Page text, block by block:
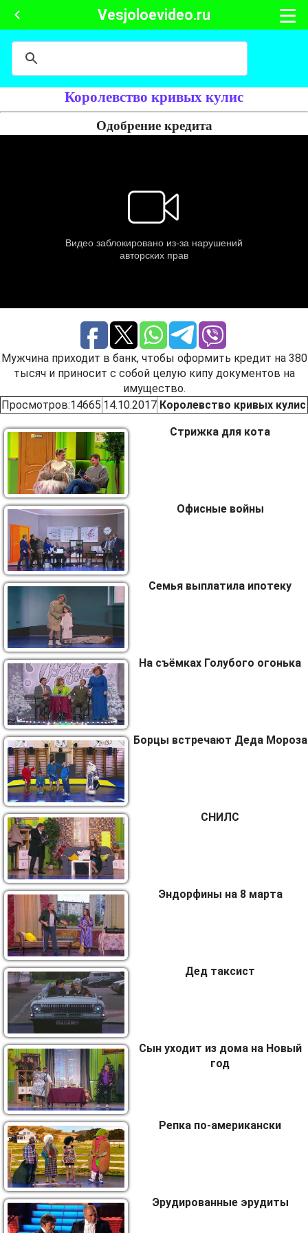
Vesjoloevideo.ru
Королевство кривых кулис
Одобрение кредита
за МКАДом.
Мужчина приходит в банк, чтобы оформить кредит на 380
тысяч и приносит с собой целую кипу документов на
имущество.
Просмотров:14665 14.10.2017 Королевство кривых кулис
Стрижка для кота
Офисные войны
Семья выплатила ипотеку
На съёмках Голубого огонька
Борцы встречают Деда Мороза
СНИЛС
Эндорфины на 8 марта
Дед таксист
Сын уходит из дома на Новый
год
Репка по-американски
Эрудированные эрудиты